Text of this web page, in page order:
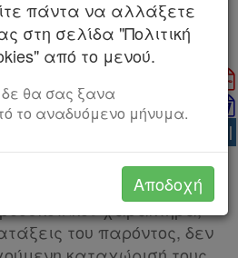
με την προηγούμενη
AI
λειτουργία το
Σωματείων και
για τη δραστηριοποίηση
και φιλοζωικών
χαρακτήρα,
του παρόντος, δεν
πάντα να αλλάξετε
στη σελίδα "Πολιτική
από το μενού.
θα σας ξανα
το αναδυόμενο μήνυμα.
Αποδοχή